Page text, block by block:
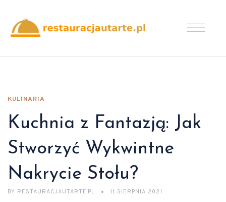
KULINARIA
Kuchnia z Fantazją: Jak
Stworzyć Wykwintne
Nakrycie Stołu?
BY RESTAURACJAUTARTE.PL 11 SIERPNIA 2021